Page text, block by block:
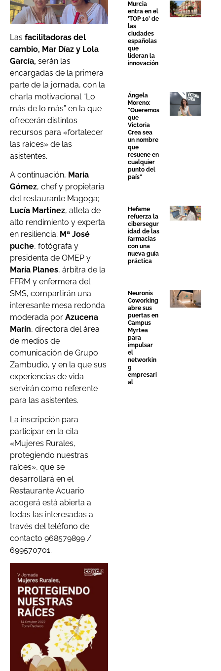
Las facilitadoras del
cambio, Mar Díaz y Lola
García, serán las
encargadas de la primera
parte de la jornada, con la
charla motivacional “Lo
más de lo más” en la que
ofrecerán distintos
recursos para «fortalecer
las raíces» de las
asistentes.
A continuación, María
Gómez, chef y propietaria
del restaurante Magoga;
Lucía Martínez, atleta de
alto rendimiento y experta
en resiliencia; Mª José
puche, fotógrafa y
presidenta de OMEP y
María Planes, árbitra de la
FFRM y enfermera del
SMS, compartirán una
interesante mesa redonda
moderada por Azucena
Marín, directora del área
de medios de
comunicación de Grupo
Zambudio, y en la que sus
experiencias de vida
servirán como referente
para las asistentes.
La inscripción para
participar en la cita
«Mujeres Rurales,
protegiendo nuestras
raíces», que se
desarrollará en el
Restaurante Acuario
acogerá está abierta a
todas las interesadas a
través del teléfono de
contacto 968579899 /
699570701.
Murcia
entra en el
‘TOP 10’ de
las
ciudades
españolas
que
lideran la
innovación
Ángela
Moreno:
“Queremos
que
Victoria
Crea sea
un nombre
que
resuene en
cualquier
punto del
país”
Hefame
refuerza la
cibersegur
idad de las
farmacias
con una
nueva guía
práctica
Neuronis
Coworking
abre sus
puertas en
Campus
Myrtea
para
impulsar
el
networkin
g
empresari
al